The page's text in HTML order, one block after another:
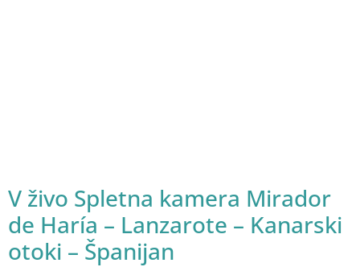
V živo Spletna kamera Mirador
de Haría – Lanzarote – Kanarski
otoki – Španijan